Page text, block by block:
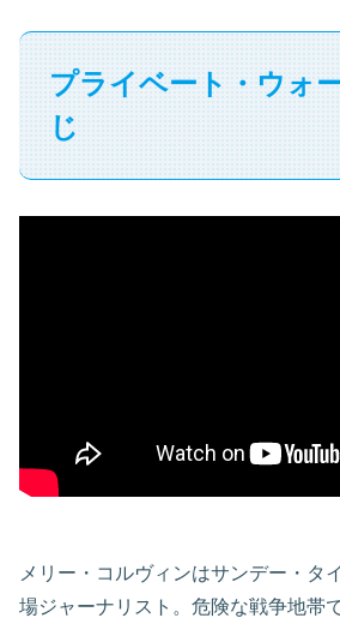
プライベート・ウォ
じ
メリー・コルヴィンはサンデー・タ
場ジャーナリスト。危険な戦争地帯